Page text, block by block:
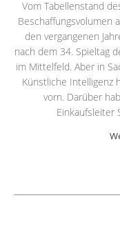
Vom Tabellenstand
Beschaffungsvolumen
den vergangenen
nach dem 34. Spieltag
im Mittelfeld. Aber in
Künstliche Intelligenz
vorn. Darüber
Einkaufsleiter